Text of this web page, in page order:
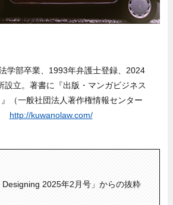
学部卒業、1993年弁護士登録、2024
設立。著書に『出版・マンガビジネス
（一般社団法人著作権情報センター
http://kuwanolaw.com/
2025年2月号」からの抜粋